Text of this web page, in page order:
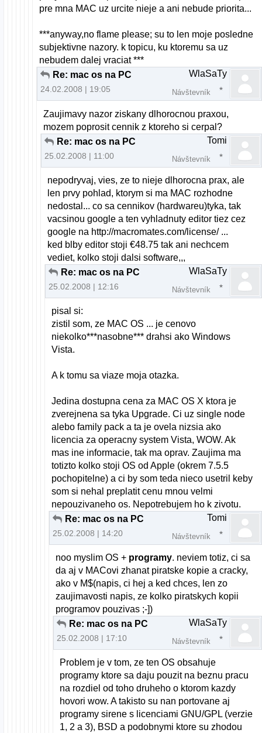
pre mna MAC uz urcite nieje a ani nebude priorita...
***anyway,no flame please; su to len moje posledne
subjektivne nazory. k topicu, ku ktoremu sa uz
nebudem dalej vraciat ***
Re: mac os na PC
24.02.2008 | 19:05
WlaSaTy
Návštevník
Zaujimavy nazor ziskany dlhorocnou praxou,
mozem poprosit cennik z ktoreho si cerpal?
Re: mac os na PC
25.02.2008 | 11:00
Tomi
Návštevník
nepodryvaj, vies, ze to nieje dlhorocna prax, ale
len prvy pohlad, ktorym si ma MAC rozhodne
nedostal... co sa cennikov (hardwareu)tyka, tak
vacsinou google a ten vyhladnuty editor tiez cez
google na http://macromates.com/license/ ...
ked blby editor stoji €48.75 tak ani nechcem
vediet, kolko stoji dalsi software,,,
Re: mac os na PC
25.02.2008 | 12:16
WlaSaTy
Návštevník
pisal si:
zistil som, ze MAC OS ... je cenovo
niekolko***nasobne*** drahsi ako Windows
Vista.
A k tomu sa viaze moja otazka.
Jedina dostupna cena za MAC OS X ktora je
zverejnena sa tyka Upgrade. Ci uz single node
alebo family pack a ta je ovela nizsia ako
licencia za operacny system Vista, WOW. Ak
mas ine informacie, tak ma oprav. Zaujima ma
totizto kolko stoji OS od Apple (okrem 7.5.5
pochopitelne) a ci by som teda nieco usetril keby
som si nehal preplatit cenu mnou velmi
nepouzivaneho os. Nepotrebujem ho k zivotu.
Re: mac os na PC
25.02.2008 | 14:20
Tomi
Návštevník
noo myslim OS + programy. neviem totiz, ci sa
da aj v MACovi zhanat piratske kopie a cracky,
ako v M$(napis, ci hej a ked chces, len zo
zaujimavosti napis, ze kolko piratskych kopii
programov pouzivas ;-])
Re: mac os na PC
25.02.2008 | 17:10
WlaSaTy
Návštevník
Problem je v tom, ze ten OS obsahuje
programy ktore sa daju pouzit na beznu pracu
na rozdiel od toho druheho o ktorom kazdy
hovori wow. A takisto su nan portovane aj
programy sirene s licenciami GNU/GPL (verzie
1, 2 a 3), BSD a podobnymi ktore su zhodou